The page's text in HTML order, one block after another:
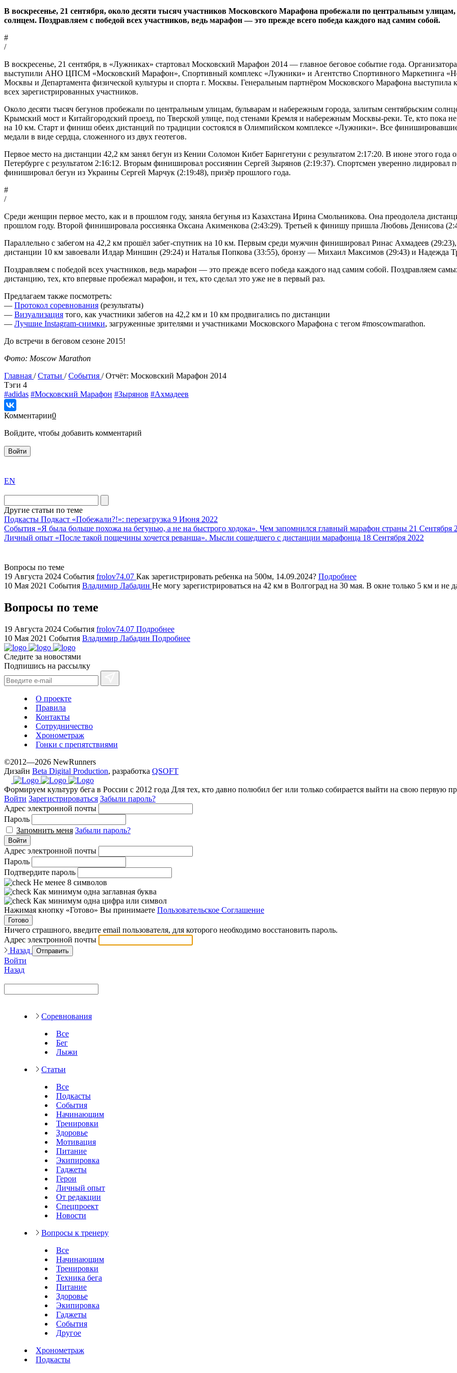
В воскресенье, 21 сентября, около десяти тысяч участников Московского Марафона пробежали по центральным
солнцем. Поздравляем с победой всех участников, ведь марафон — это прежде всего победа каждого над самим собой.
#
/
В воскресенье, 21 сентября, в «Лужниках» стартовал Московский Марафон 2014 — главное беговое событие года.
выступили АНО ЦПСМ «Московский Марафон», Спортивный комплекс «Лужники» и Агентство Спортивного Маркетинга
Москвы и Департамента физической культуры и спорта г. Москвы. Генеральным партнёром Московского Марафона выступила
всех зарегистрированных участников.
Около десяти тысяч бегунов пробежали по центральным улицам, бульварам и набережным города, залитым сентябрьским
Крымский мост и Китайгородский проезд, по Тверской улице, под стенами Кремля и набережным Москвы-реки. Те, кто пока не
на 10 км. Старт и финиш обеих дистанций по традиции состоялся в Олимпийском комплексе «Лужники». Все
медали в виде сердца, сложенного из двух геотегов.
Первое место на дистанции 42,2 км занял бегун из Кении Соломон Кибет Барнгетуни с результатом 2:17:20. В июне этого
Петербурге с результатом 2:16:12. Вторым финишировал россиянин Сергей Зырянов (2:19:37). Спортсмен уверенно
финишировал бегун из Украины Сергей Марчук (2:19:48), призёр прошлого года.
#
/
Среди женщин первое место, как и в прошлом году, заняла бегунья из Казахстана Ирина Смольникова. Она преодолела
прошлом году. Второй финишировала россиянка Оксана Акименкова (2:43:29). Третьей к финишу пришла Любовь Денисова
Параллельно с забегом на 42,2 км прошёл забег-спутник на 10 км. Первым среди мужчин финишировал Ринас Ахмадеев
дистанции 10 км завоевали Илдар Миншин (29:24) и Наталья Попкова (33:55), бронзу — Михаил Максимов (29:43) и Надежда
Поздравляем с победой всех участников, ведь марафон — это прежде всего победа каждого над самим собой. Поздравляем
дистанцию, тех, кто впервые пробежал марафон, и тех, кто сделал это уже не в первый раз.
Предлагаем также посмотреть:
— Протокол соревнования (результаты)
— Визуализация того, как участники забегов на 42,2 км и 10 км продвигались по дистанции
— Лучшие Instagram-снимки, загруженные зрителями и участниками Московского Марафона с тегом #moscowmarathon.
До встречи в беговом сезоне 2015!
Фото: Moscow Marathon
Главная /Статьи /События /Отчёт: Московский Марафон 2014
Tэги 4
#adidas #Московский Марафон #Зырянов #Ахмадеев
Комментарии0
Войдите, чтобы добавить комментарий
Войти
the
division
agent
watch
replica
showcases
swiss
replica
watches
+maserati
online
for
cheap
sale.
https://ylfactoryrolex.com/
hilarity
exceptional
method.
www.yvessaintlaurent.to
prices.
EN
Другие статьи по теме
Подкасты Подкаст «Побежали?!»: перезагрузка 9 Июня 2022
События «Я была больше похожа на бегунью, а не на быстрого ходока». Чем запомнился главный марафон страны 21 Сентября
Личный опыт «После такой пощечины хочется реванша». Мысли сошедшего с дистанции марафонца 18 Сентября 2022
Вопросы по теме
19 Августа 2024 События frolov74.07 Как зарегистрировать ребенка на 500м, 14.09.2024? Подробнее
10 Мая 2021 События Владимир Лабадин Не могу зарегистрироваться на 42 км в Волгоград на 30 мая. В окне только 5 км и не
Вопросы по теме
19 Августа 2024 События frolov74.07 Подробнее
10 Мая 2021 События Владимир Лабадин Подробнее
Следите за новостями
Подпишись на рассылку
О проекте
Правила
Контакты
Сотрудничество
Хронометраж
Гонки с препятствиями
©2012—2026 NewRunners
Дизайн Beta Digital Production, разработка QSOFT
Формируем культуру бега в России с 2012 года Для тех, кто давно полюбил бег или только собирается выйти на свою первую
Войти Зарегистрироваться Забыли пароль?
Адрес электронной почты
Пароль
Запомнить меня Забыли пароль?
Войти
Адрес электронной почты
Пароль
Подтвердите пароль
Не менее 8 символов
Как минимум одна заглавная буква
Как минимум одна цифра или символ
Нажимая кнопку «Готово» Вы принимаете Пользовательское Соглашение
Готово
Ничего страшного, введите email пользователя, для которого необходимо восстановить пароль.
Адрес электронной почты
Назад
Отправить
Войти
Назад
Соревнования
Все
Бег
Лыжи
Статьи
Все
Подкасты
События
Начинающим
Тренировки
Здоровье
Мотивация
Питание
Экипировка
Гаджеты
Герои
Личный опыт
От редакции
Спецпроект
Новости
Вопросы к тренеру
Все
Начинающим
Тренировки
Техника бега
Питание
Здоровье
Экипировка
Гаджеты
События
Другое
Хронометраж
Подкасты